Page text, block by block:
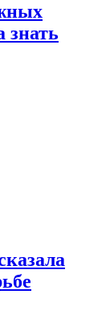
знать